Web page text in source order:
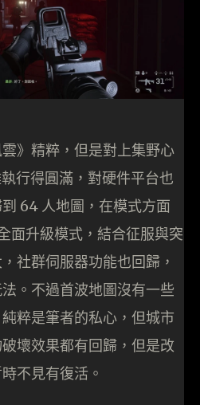
》精粹，但是對上集野心
行得圓滿，對硬件平台也
64 人地圖，在模式方面
面升級模式，結合征服與突
社群伺服器功能也回歸，
。不過首波地圖沒有一些
粹是筆者的私心，但城市
壞效果都有回歸，但是改
不見有復活。